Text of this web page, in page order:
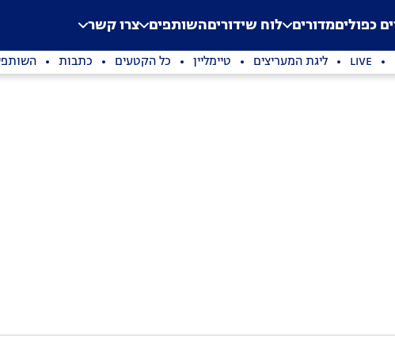
Application error: a
. כפוליםמדורים לוח שידוריםהשותפים צרו קשר
LIVE ליגת המעריצים טיימליין כל הקטעים כתבות